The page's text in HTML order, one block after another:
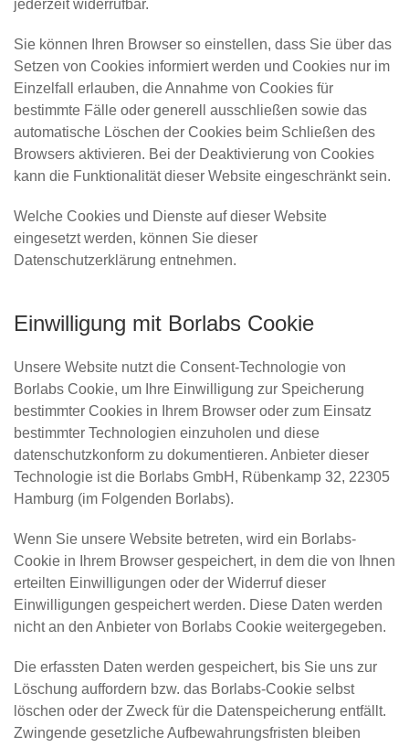
jederzeit widerrufbar.
Sie können Ihren Browser so einstellen, dass Sie über das
Setzen von Cookies informiert werden und Cookies nur im
Einzelfall erlauben, die Annahme von Cookies für
bestimmte Fälle oder generell ausschließen sowie das
automatische Löschen der Cookies beim Schließen des
Browsers aktivieren. Bei der Deaktivierung von Cookies
kann die Funktionalität dieser Website eingeschränkt sein.
Welche Cookies und Dienste auf dieser Website
eingesetzt werden, können Sie dieser
Datenschutzerklärung entnehmen.
Einwilligung mit Borlabs Cookie
Unsere Website nutzt die Consent-Technologie von
Borlabs Cookie, um Ihre Einwilligung zur Speicherung
bestimmter Cookies in Ihrem Browser oder zum Einsatz
bestimmter Technologien einzuholen und diese
datenschutzkonform zu dokumentieren. Anbieter dieser
Technologie ist die Borlabs GmbH, Rübenkamp 32, 22305
Hamburg (im Folgenden Borlabs).
Wenn Sie unsere Website betreten, wird ein Borlabs-
Cookie in Ihrem Browser gespeichert, in dem die von Ihnen
erteilten Einwilligungen oder der Widerruf dieser
Einwilligungen gespeichert werden. Diese Daten werden
nicht an den Anbieter von Borlabs Cookie weitergegeben.
Die erfassten Daten werden gespeichert, bis Sie uns zur
Löschung auffordern bzw. das Borlabs-Cookie selbst
löschen oder der Zweck für die Datenspeicherung entfällt.
Zwingende gesetzliche Aufbewahrungsfristen bleiben